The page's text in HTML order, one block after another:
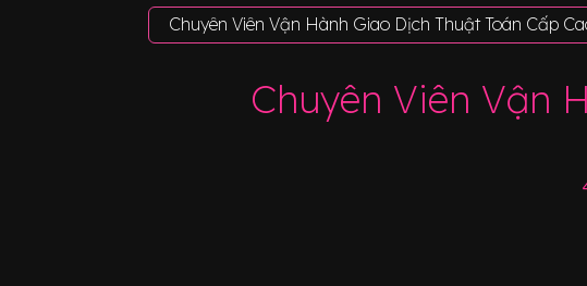
Chuyên Viên Vận Hành Giao Dịch Thuật Toán Cấp
Chuyên Viên Vận